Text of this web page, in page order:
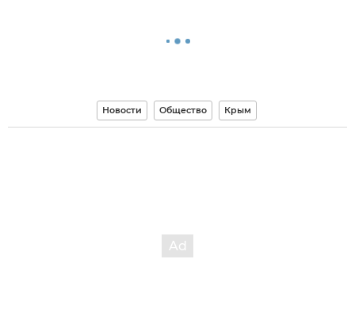
Новости Общество Крым